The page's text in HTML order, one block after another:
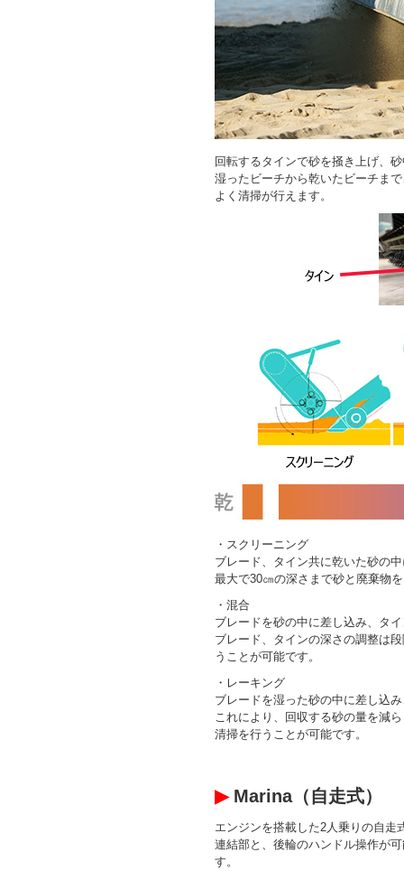
回転するタインで砂を掻き上げ、
湿ったビーチから乾いたビーチま
よく清掃が行えます。
・スクリーニング
ブレード、タイン共に乾いた砂の
最大で30㎝の深さまで砂と廃棄物
・混合
ブレードを砂の中に差し込み、タ
ブレード、タインの深さの調整は
うことが可能です。
・レーキング
ブレードを湿った砂の中に差し込
これにより、回収する砂の量を減
清掃を行うことが可能です。
▶Marina（自走式）
エンジンを搭載した2人乗りの自走
連結部と、後輪のハンドル操作が
す。